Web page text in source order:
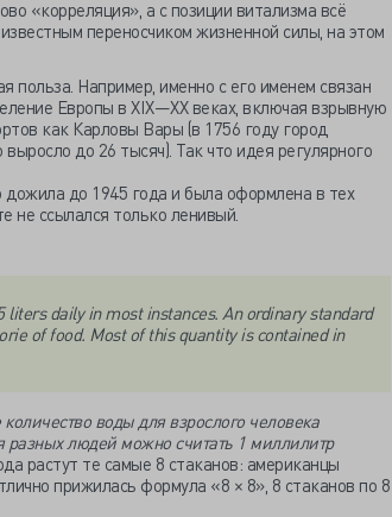
«корреляция», а с позиции витализма всё
переносчиком жизненной силы, на этом
польза. Например, именно с его именем связан
Европы в XIX—XX веках, включая взрывную
как Карловы Вары (в 1756 году город
до 26 тысяч). Так что идея регулярного
дожила до 1945 года и была оформлена в тех
не ссылался только ленивый.
daily in most instances. An ordinary standard
of food. Most of this quantity is contained in
воды для взрослого человека
разных людей можно считать 1 миллилитр
растут те самые 8 стаканов: американцы
прижилась формула «8 × 8», 8 стаканов по 8